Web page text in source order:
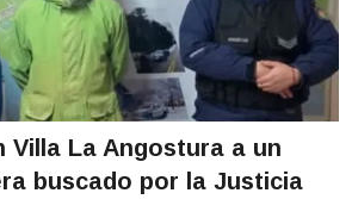
Villa La Angostura a un
buscado por la Justicia